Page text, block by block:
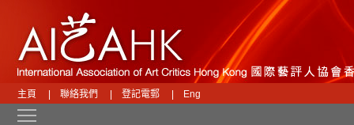
主頁 聯絡我們 登記電郵 Eng